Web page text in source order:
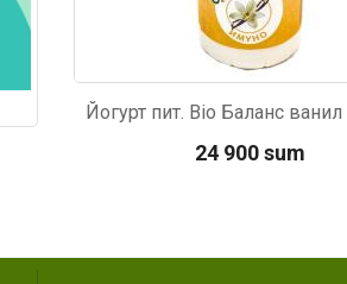
24 900 sum